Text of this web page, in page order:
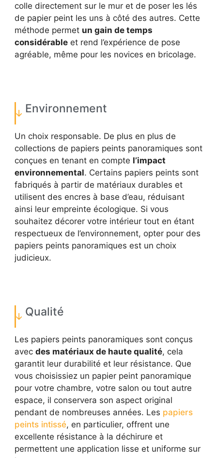
colle directement sur le mur et de poser les lés
de papier peint les uns à côté des autres. Cette
méthode permet un gain de temps
considérable et rend l’expérience de pose
agréable, même pour les novices en bricolage.
Environnement
Un choix responsable. De plus en plus de
collections de papiers peints panoramiques sont
conçues en tenant en compte l’impact
environnemental. Certains papiers peints sont
fabriqués à partir de matériaux durables et
utilisent des encres à base d’eau, réduisant
ainsi leur empreinte écologique. Si vous
souhaitez décorer votre intérieur tout en étant
respectueux de l’environnement, opter pour des
papiers peints panoramiques est un choix
judicieux.
Qualité
Les papiers peints panoramiques sont conçus
avec des matériaux de haute qualité, cela
garantit leur durabilité et leur résistance. Que
vous choisissiez un papier peint panoramique
pour votre chambre, votre salon ou tout autre
espace, il conservera son aspect original
pendant de nombreuses années. Les papiers
peints intissé, en particulier, offrent une
excellente résistance à la déchirure et
permettent une application lisse et uniforme sur